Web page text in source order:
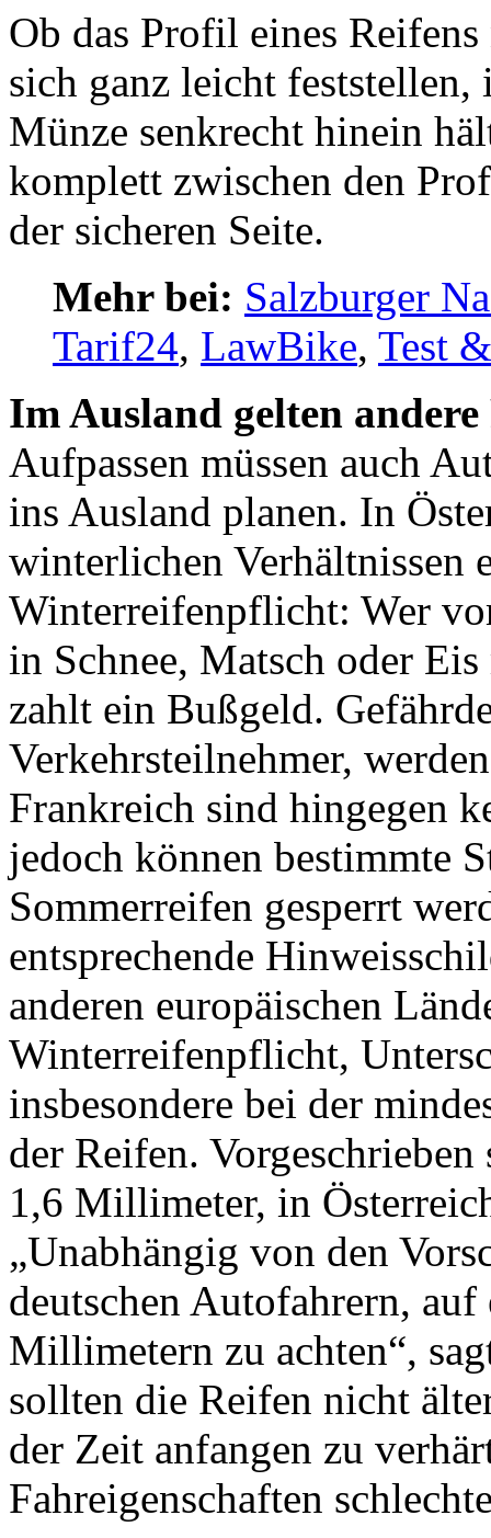
Ob das Profil eines
sich ganz leicht
Münze senkrecht hinein
komplett zwischen den
der sicheren Seite.
Mehr bei: Salzburger
Tarif24, LawBike, Test
Im Ausland gelten andere
Aufpassen müssen auch
ins Ausland planen. In
winterlichen Verhältnissen
Winterreifenpflicht: Wer
in Schnee, Matsch oder
zahlt ein Bußgeld.
Verkehrsteilnehmer,
Frankreich sind hingegen
jedoch können bestimmte
Sommerreifen gesperrt
entsprechende
anderen europäischen
Winterreifenpflicht,
insbesondere bei der
der Reifen.
1,6 Millimeter, in
„Unabhängig von den
deutschen Autofahrern,
Millimetern zu achten“,
sollten die Reifen nicht
der Zeit anfangen zu
Fahreigenschaften